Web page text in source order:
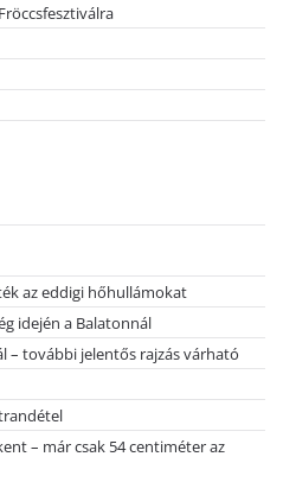
az eddigi hőhullámokat
idején a Balatonnál
– további jelentős rajzás várható
– már csak 54 centiméter az